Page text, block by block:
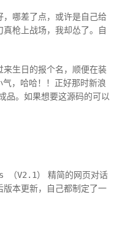
哪差了点，或许是自己给
枪上战场，我却怂了。自
生日的报个名，顺便在装
，哈哈！！正好那时新浪
品。如果想要这源码的可以
V2.1）
精简的网页对话
本更新，自己都制定了一